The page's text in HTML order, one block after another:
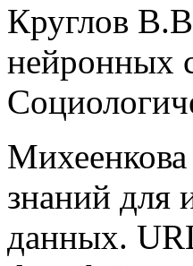
Круглов
нейронных
знаний для
данных.